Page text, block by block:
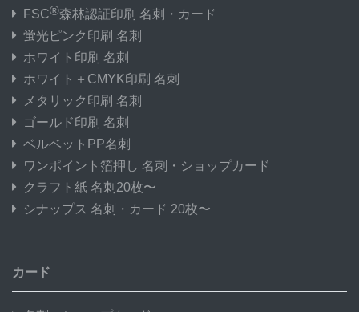
FSC®森林認証印刷 名刺・カード
蛍光ピンク印刷 名刺
ホワイト印刷 名刺
ホワイト＋CMYK印刷 名刺
メタリック印刷 名刺
ゴールド印刷 名刺
ベルベットPP名刺
ワンポイント箔押し 名刺・ショップカード
クラフト紙 名刺20枚〜
シナップス 名刺・カード 20枚〜
カード